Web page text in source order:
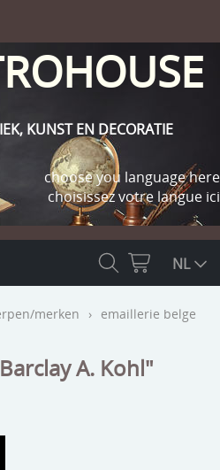
KUNST EN DECORATIE
choose you language here
choisissez votre langue ici
NL
merken › emaillerie belge
A. Kohl"